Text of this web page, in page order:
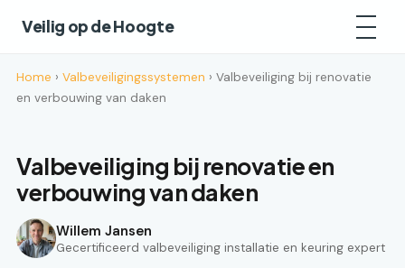
Veilig op de Hoogte
Home › Valbeveiligingssystemen › Valbeveiliging bij renovatie
en verbouwing van daken
Valbeveiliging bij renovatie en
verbouwing van daken
Willem Jansen
Gecertificeerd valbeveiliging installatie en keuring expert